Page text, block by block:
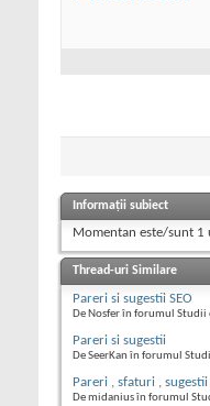
Informații subiect
Momentan este/sunt 1
Thread-uri Similare
Pareri si sugestii SEO
De Nosfer în forumul Studii
Pareri si sugestii
De SeerKan în forumul
Pareri , sfaturi , sugestii
De midanius în forumul